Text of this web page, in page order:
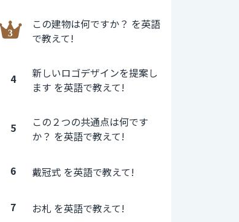
この建物は何ですか？ を英語
で教えて!
4
新しいロゴデザインを提案し
ます を英語で教えて!
5
この２つの共通点は何です
か？ を英語で教えて!
6 戴冠式 を英語で教えて!
7 お札 を英語で教えて!